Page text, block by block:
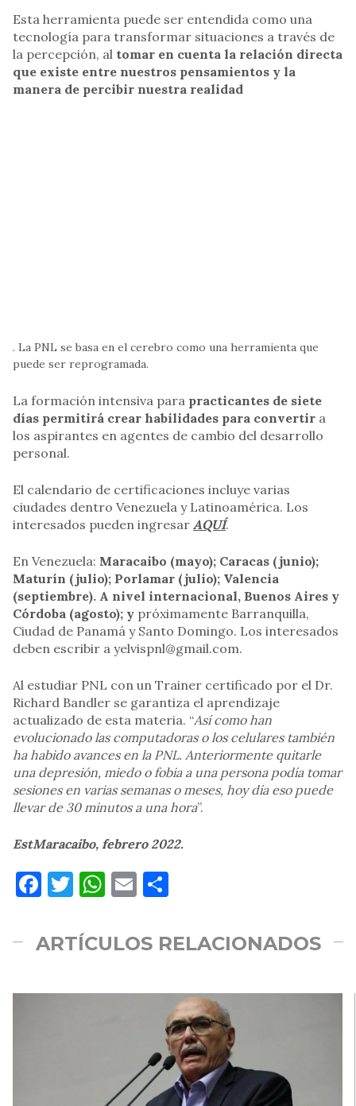
Esta herramienta puede ser entendida como una
tecnología para transformar situaciones a través de
la percepción, al tomar en cuenta la relación directa
que existe entre nuestros pensamientos y la
manera de percibir nuestra realidad
. La PNL se basa en el cerebro como una herramienta que
puede ser reprogramada.
La formación intensiva para practicantes de siete
días permitirá crear habilidades para convertir a
los aspirantes en agentes de cambio del desarrollo
personal.
El calendario de certificaciones incluye varias
ciudades dentro Venezuela y Latinoamérica. Los
interesados pueden ingresar AQUÍ.
En Venezuela: Maracaibo (mayo); Caracas (junio);
Maturín (julio); Porlamar (julio); Valencia
(septiembre). A nivel internacional, Buenos Aires y
Córdoba (agosto); y próximamente Barranquilla,
Ciudad de Panamá y Santo Domingo. Los interesados
deben escribir a yelvispnl@gmail.com.
Al estudiar PNL con un Trainer certificado por el Dr.
Richard Bandler se garantiza el aprendizaje
actualizado de esta materia. “Así como han
evolucionado las computadoras o los celulares también
ha habido avances en la PNL. Anteriormente quitarle
una depresión, miedo o fobia a una persona podía tomar
sesiones en varias semanas o meses, hoy día eso puede
llevar de 30 minutos a una hora”.
EstMaracaibo, febrero 2022.
Facebook
Twitter
WhatsApp
Email
ARTÍCULOS RELACIONADOS